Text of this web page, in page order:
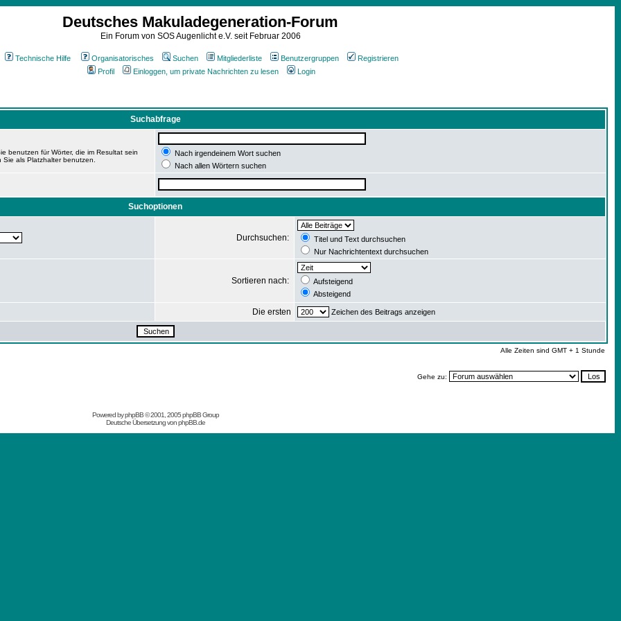
Deutsches Makuladegeneration-Forum
Ein Forum von SOS Augenlicht e.V. seit Februar 2006
Technische Hilfe Organisatorisches Suchen Mitgliederliste Benutzergruppen
Registrieren
Profil
Einloggen, um private Nachrichten zu lesen Login
Suchabfrage
benutzen für Wörter, die im Resultat sein
als Platzhalter benutzen.
Nach irgendeinem Wort suchen
Nach allen Wörtern suchen
Suchoptionen
Durchsuchen:
Titel und Text durchsuchen
Nur Nachrichtentext durchsuchen
Sortieren nach:
Aufsteigend
Absteigend
Die ersten Zeichen des Beitrags anzeigen
Alle Zeiten sind GMT + 1 Stunde
Gehe zu:
Powered byphpBB© 2001, 2005 phpBB Group
Deutsche Übersetzung vonphpBB.de